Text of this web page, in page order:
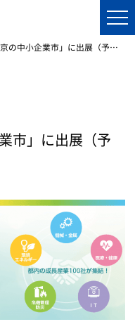
の中小企業市」に出展（予告）
市」に出展（予